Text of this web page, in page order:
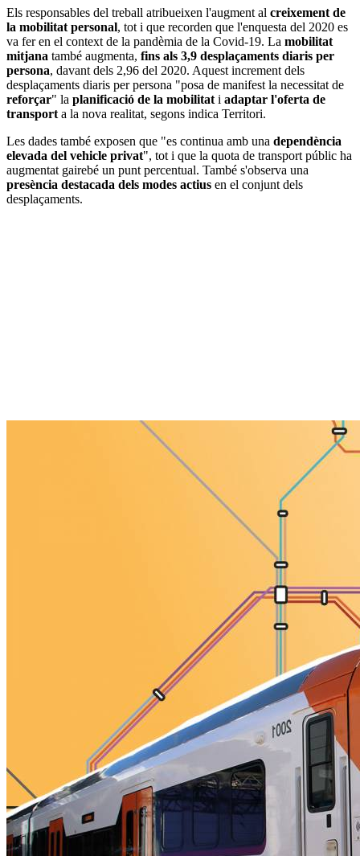
Els responsables del treball atribueixen l'augment al creixement de
la mobilitat personal, tot i que recorden que l'enquesta del 2020 es
va fer en el context de la pandèmia de la Covid-19. La mobilitat
mitjana també augmenta, fins als 3,9 desplaçaments diaris per
persona, davant dels 2,96 del 2020. Aquest increment dels
desplaçaments diaris per persona "posa de manifest la necessitat de
reforçar" la planificació de la mobilitat i adaptar l'oferta de
transport a la nova realitat, segons indica Territori.
Les dades també exposen que "es continua amb una dependència
elevada del vehicle privat", tot i que la quota de transport públic ha
augmentat gairebé un punt percentual. També s'observa una
presència destacada dels modes actius en el conjunt dels
desplaçaments.